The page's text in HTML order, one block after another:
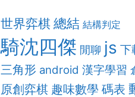
世界弈棋 總結 結構判定
騎沈四傑 閒聊 js 下
三角形 android 漢字學習
原創弈棋 趣味數學 碼表